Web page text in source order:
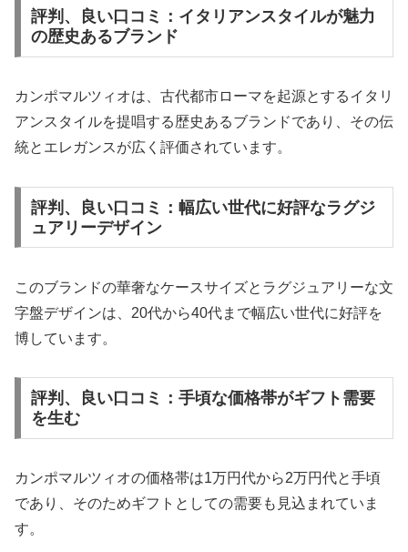
評判、良い口コミ：イタリアンスタイルが魅力
の歴史あるブランド
カンポマルツィオは、古代都市ローマを起源とするイタリ
アンスタイルを提唱する歴史あるブランドであり、その伝
統とエレガンスが広く評価されています。
評判、良い口コミ：幅広い世代に好評なラグジ
ュアリーデザイン
このブランドの華奢なケースサイズとラグジュアリーな文
字盤デザインは、20代から40代まで幅広い世代に好評を
博しています。
評判、良い口コミ：手頃な価格帯がギフト需要
を生む
カンポマルツィオの価格帯は1万円代から2万円代と手頃
であり、そのためギフトとしての需要も見込まれていま
す。